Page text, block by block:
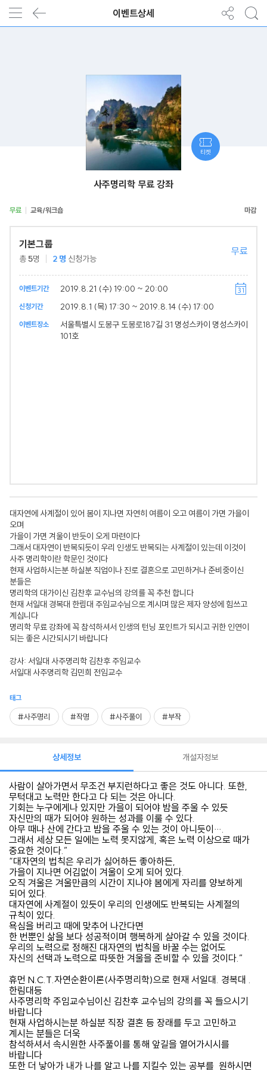
이벤트상세
사주명리학 무료 강좌
무료 교육/워크숍
기본그룹
총5명 2 명 신청가능
무료
이벤트기간 2019.8.21 (수) 19:00 ~ 20:00
신청기간 2019.8.1 (목) 17:30 ~ 2019.8.14 (수) 17:00
이벤트장소
서울특별시 도봉구 도봉로187길 31 명성스카이 명성스카이
101호
대자연에 사계절이 있어 봄이 지나면 자연히 여름이 오고 여름이 가면 가을이
오며
가을이 가면 겨울이 반듯이 오게 마련이다
그래서 대자연이 반복되듯이 우리 인생도 반복되는 사계절이 있는데 이것이
사주 명리학이란 학문인 것이다
현재 사업하시는분 하실분 직업이나 진로 결혼으로 고민하거나 준비중이신
분들은
명리학의 대가이신 김찬후 교수님의 강의를 꼭 추천 합니다
현재 서일대 경복대 한림대 주임교수님으로 계시며 많은 제자 양성에 힘쓰고
계십니다
명리학 무료 강좌에 꼭 참석하셔서 인생의 턴닝 포인트가 되시고 귀한 인연이
되는 좋은 시간되시기 바랍니다
강사: 서일대 사주명리학 김찬후 주임교수
서일대 사주명리학 김민희 전임교수
태그
#사주명리 #작명 #사주풀이 #부작
티켓
상세정보
사람이 살아가면서 무조건 부지런하다고 좋은 것도 아니다. 또한,
무턱대고 노력만 한다고 다 되는 것은 아니다.
기회는 누구에게나 있지만 가을이 되어야 밤을 주울 수 있듯
자신만의 때가 되어야 원하는 성과를 이룰 수 있다.
아무 때나 산에 간다고 밤을 주울 수 있는 것이 아니듯이 ….
그래서 세상 모든 일에는 노력 못지않게 , 혹은 노력 이상으로 때가
중요한 것이다.”
“대자연의 법칙은 우리가 싫어하든 좋아하든,
가을이 지나면 어김없이 겨울이 오게 되어 있다.
오직 겨울은 겨울만큼의 시간이 지나야 봄에게 자리를 양보하게
되어 있다.
대자연에 사계절이 있듯이 우리의 인생에도 반복되는 사계절의
규칙이 있다.
욕심을 버리고 때에 맞추어 나간다면
한 번뿐인 삶을 보다 성공적이며 행복하게 살아갈 수 있을 것이다.
우리의 노력으로 정해진 대자연의 법칙을 바꿀 수는 없어도
자신의 선택과 노력으로 따뜻한 겨울을 준비할 수 있을 것이다.”
휴먼 N.C.T.자연순환이론(사주명리학)으로 현재 서일대. 경복대 .
한림대등
사주명리학 주임교수님이신 김찬후 교수님의 강의를 꼭 들으시기
바랍니다
현재 사업하시는분 하실분 직장 결혼 등 장래를 두고 고민하고
계시는 분들은 더욱
참석하셔서 속시원한 사주풀이를 통해 앞길을 열어가시시를
바랍니다
또한 더 낳아가 내가 나를 알고 나를 지킬수 있는 공부를 원하시면
개설자정보